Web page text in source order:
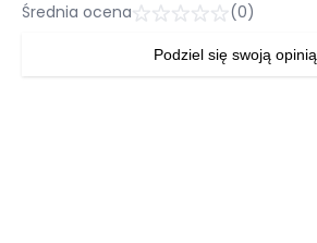
Średnia ocena (0)
Podziel się swoją opinią